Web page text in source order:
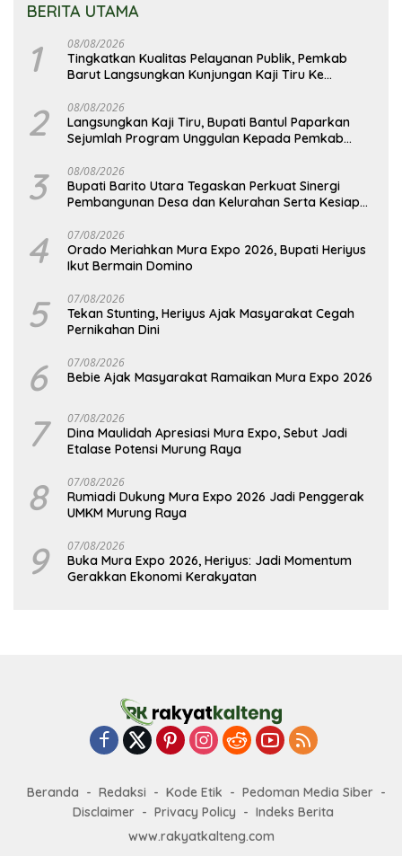
BERITA UTAMA
1 08/08/2026
Tingkatkan Kualitas Pelayanan Publik, Pemkab
Barut Langsungkan Kunjungan Kaji Tiru Ke
2 08/08/2026
Langsungkan Kaji Tiru, Bupati Bantul Paparkan
Sejumlah Program Unggulan Kepada Pemkab
3 08/08/2026
Bupati Barito Utara Tegaskan Perkuat Sinergi
Pembangunan Desa dan Kelurahan Serta Kesiapan
4 07/08/2026
Orado Meriahkan Mura Expo 2026, Bupati Heriyus
Ikut Bermain Domino
5 07/08/2026
Tekan Stunting, Heriyus Ajak Masyarakat Cegah
Pernikahan Dini
6 07/08/2026
Bebie Ajak Masyarakat Ramaikan Mura Expo 2026
7 07/08/2026
Dina Maulidah Apresiasi Mura Expo, Sebut Jadi
Etalase Potensi Murung Raya
8 07/08/2026
Rumiadi Dukung Mura Expo 2026 Jadi Penggerak
UMKM Murung Raya
9 07/08/2026
Buka Mura Expo 2026, Heriyus: Jadi Momentum
Gerakkan Ekonomi Kerakyatan
Beranda Redaksi Kode Etik
Pedoman Media Siber
Disclaimer
Privacy Policy
Indeks Berita
www.rakyatkalteng.com